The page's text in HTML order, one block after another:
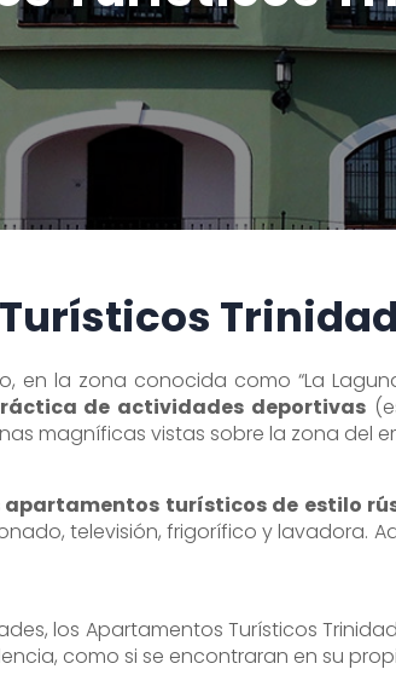
en la zona conocida como “La
de actividades deportivas
magníficas vistas sobre la zona del
apartamentos turísticos de estilo
televisión, frigorífico y lavadora.
los Apartamentos Turísticos
como si se encontraran en su